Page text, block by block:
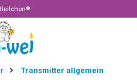
Transmitter allgemein